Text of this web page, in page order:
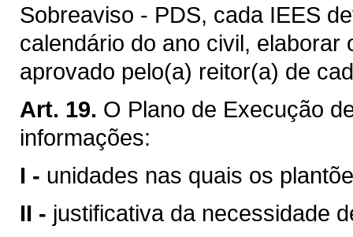
Sobreaviso - PDS, cada IEES
calendário do ano civil,
aprovado pelo(a) reitor(a) de
Art. 19. O Plano de Execução
informações:
I - unidades nas quais os
II - justificativa da necessidade